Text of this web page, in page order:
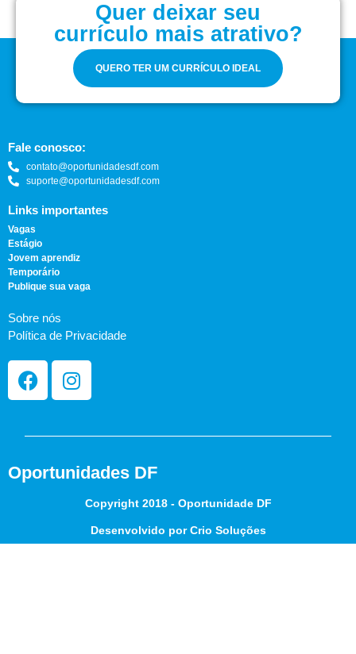
Quer deixar seu
currículo mais atrativo?
QUERO TER UM CURRÍCULO IDEAL
Fale conosco:
contato@oportunidadesdf.com
suporte@oportunidadesdf.com
Links importantes
Vagas
Estágio
Jovem aprendiz
Temporário
Publique sua vaga
Sobre nós
Política de Privacidade
Oportunidades DF
Copyright 2018 - Oportunidade DF
Desenvolvido por Crio Soluções